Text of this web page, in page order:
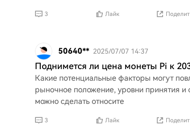
3 Лайк
50640** 2025/07/07 14:37
Поднимется ли цена монеты Pi к
Какие потенциальные факторы могут
рыночное положение, уровни принятия и
можно сделать относите
3 Лайк